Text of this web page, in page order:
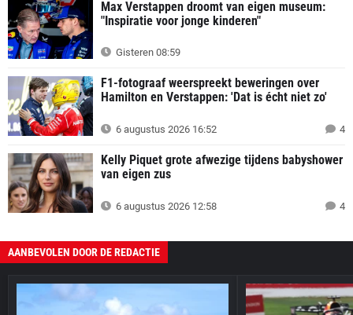
Max Verstappen droomt van eigen museum:
"Inspiratie voor jonge kinderen"
Gisteren 08:59
F1-fotograaf weerspreekt beweringen over
Hamilton en Verstappen: 'Dat is écht niet zo'
6 augustus 2026 16:52 4
Kelly Piquet grote afwezige tijdens babyshower
van eigen zus
6 augustus 2026 12:58 4
AANBEVOLEN DOOR DE REDACTIE